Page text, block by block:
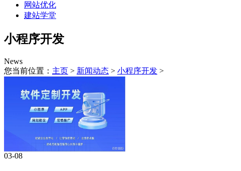
网站优化
建站学堂
小程序开发
News
您当前位置： 主页 > 新闻动态 > 小程序开发 >
03-08